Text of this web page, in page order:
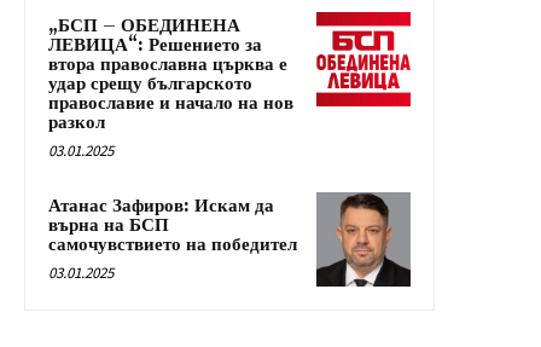
„БСП – ОБЕДИНЕНА
ЛЕВИЦА“: Решението за
втора православна църква е
удар срещу българското
православие и начало на нов
разкол
03.01.2025
Атанас Зафиров: Искам да
върна на БСП
самочувствието на победител
03.01.2025